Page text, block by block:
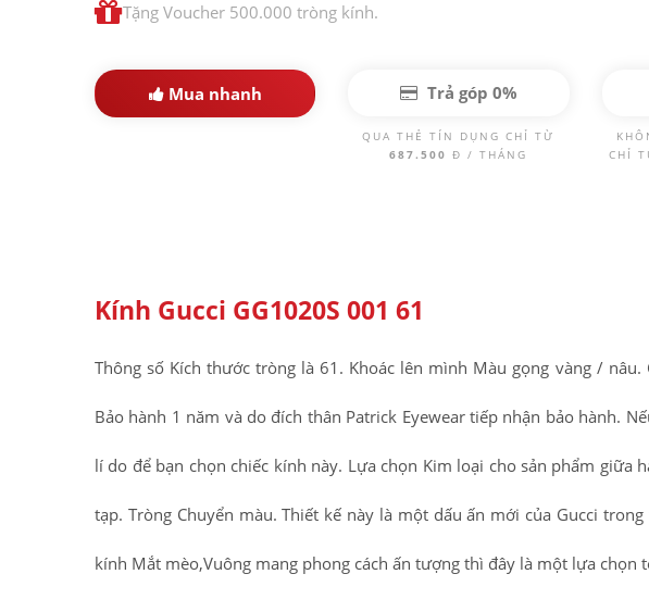
Tặng Voucher 500.000 tròng kính.
Mua nhanh Trả góp 0%
QUA THẺ TÍN DỤNG CHỈ TỪ
687.500Đ / THÁNG
CHỈ
Kính Gucci GG1020S 001 61
Thông số Kích thước tròng là 61. Khoác lên mình Màu gọng vàng /
Bảo hành 1 năm và do đích thân Patrick Eyewear tiếp nhận bảo hành.
lí do để bạn chọn chiếc kính này. Lựa chọn Kim loại cho sản phẩm giữa
tạp. Tròng Chuyển màu. Thiết kế này là một dấu ấn mới của Gucci
kính Mắt mèo,Vuông mang phong cách ấn tượng thì đây là một lựa chọn